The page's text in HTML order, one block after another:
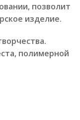
позволит
изделие.
полимерной